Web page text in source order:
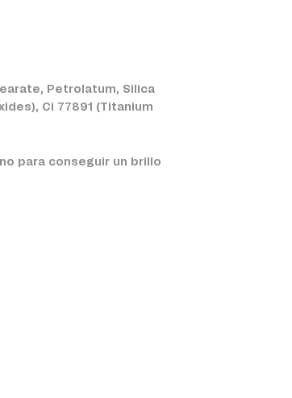
Petrolatum, Silica
Ci 77891 (Titanium
para conseguir un brillo